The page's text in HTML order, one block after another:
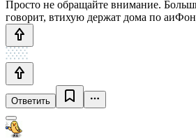
Просто не обращайте внимание.
говорит, втихую держат дома по
Ответить